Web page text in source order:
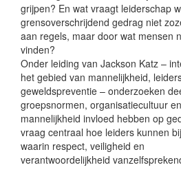
grijpen? En wat vraagt leiderschap
grensoverschrijdend gedrag niet
aan regels, maar door wat mensen
vinden?
Onder leiding van Jackson Katz –
het gebied van mannelijkheid,
geweldspreventie – onderzoeken
groepsnormen, organisatiecultuur
mannelijkheid invloed hebben op
vraag centraal hoe leiders kunnen
waarin respect, veiligheid en
verantwoordelijkheid